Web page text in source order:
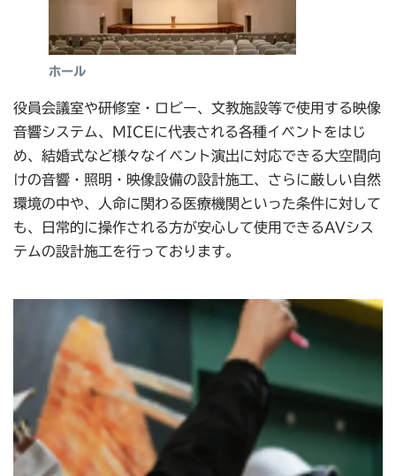
ホール
役員会議室や研修室・ロビー、文教施設等で使用する映像
音響システム、MICEに代表される各種イベントをはじ
め、結婚式など様々なイベント演出に対応できる大空間向
けの音響・照明・映像設備の設計施工、さらに厳しい自然
環境の中や、人命に関わる医療機関といった条件に対して
も、日常的に操作される方が安心して使用できるAVシス
テムの設計施工を行っております。